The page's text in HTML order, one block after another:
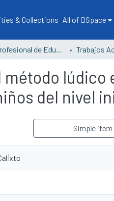
& Collections All of DSpace
Escuela Profesional de Educación Trabajos
lúdico
del nivel
Simple item